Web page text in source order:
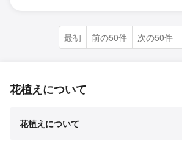
最初 前の50件 次の50件
花植えについて
花植えについて